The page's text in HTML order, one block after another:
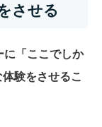
させる
に「ここでしか
験をさせるこ